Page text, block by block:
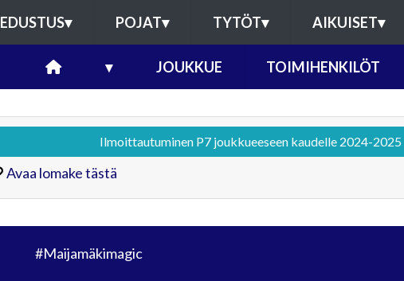
EDUSTUS▾ POJAT▾ TYTÖT▾ AIKUISET▾
▾ JOUKKUE TOIMIHENKILÖT
Ilmoittautuminen P7 joukkueeseen kaudelle 2024-2025
Avaa lomake tästä
#Maijamäkimagic